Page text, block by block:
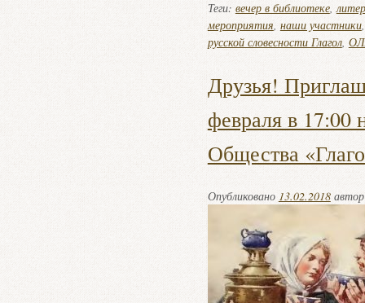
Теги: вечер в библиотеке,
мероприятия, наши участники
русской словесности Глагол,
Друзья!
февраля в 17:00
Общества
Опубликовано 13.02.2018